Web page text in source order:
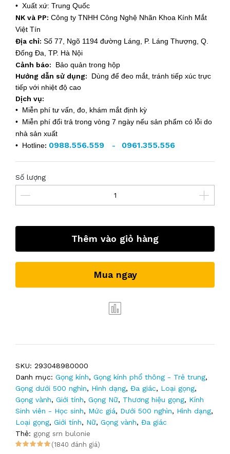
• Xuất xứ: Trung Quốc
NK và PP: Công ty TNHH Công Nghệ Nhãn Khoa Kính Mắt
Việt Tín
Địa chỉ: Số 77, Ngõ 1194 đường Láng, P. Láng Thượng, Q.
Đống Đa, TP. Hà Nội
Cảnh báo: Bảo quản trong hộp
Hướng dẫn sử dụng: Dùng để đeo mắt, tránh tiếp xúc trực
tiếp với nhiệt độ cao
Dịch vụ:
• Miễn phí tư vấn, đo, khám mắt định kỳ
• Miễn phí đổi trả trong vòng 7 ngày nếu sản phẩm có lỗi do
nhà sản xuất
• Hotline: 0988.556.559 - 0961.355.556
Số lượng
Thêm vào giỏ hàng
Mua ngay
SKU: 293048980000
Danh mục: Gọng kính, Gọng kính phổ thông - Trẻ trung,
Gọng dưới 500 nghìn, Hình dạng, Đa giác, Loại gọng,
Gọng vành, Giới tính, Gọng Nữ, Thương hiệu gọng, Kính
Sinh viên - Học sinh, Mức giá, Dưới 500 nghìn, Hình dạng,
Loại gọng, Giới tính, Nữ, Gọng vành, Đa giác
Thẻ: gọng srn bulonie
(1840 đánh giá)